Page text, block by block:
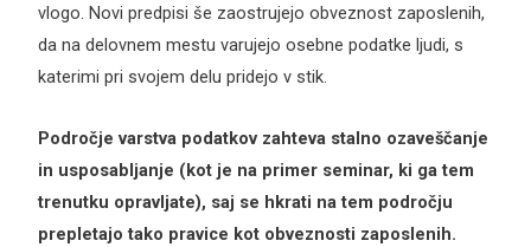
vlogo. Novi predpisi še zaostrujejo obveznost zaposlenih,
da na delovnem mestu varujejo osebne podatke ljudi, s
katerimi pri svojem delu pridejo v stik.
Področje varstva podatkov zahteva stalno ozaveščanje
in usposabljanje (kot je na primer seminar, ki ga tem
trenutku opravljate), saj se hkrati na tem področju
prepletajo tako pravice kot obveznosti zaposlenih.